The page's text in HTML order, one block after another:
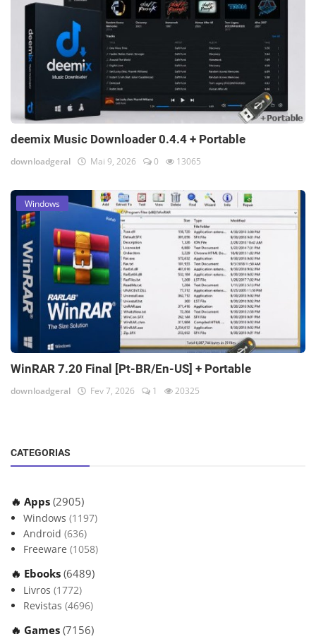
deemix Music Downloader 0.4.4 + Portable
downloadgeral Mai 9, 2026 0 13065
Windows
WinRAR 7.20 Final [Pt-BR/En-US] + Portable
downloadgeral Fev 7, 2026 1 20325
CATEGORIAS
🔥 Apps (2905)
Windows (1197)
Android (636)
Freeware (1058)
🔥 Ebooks (6489)
Livros (1772)
Revistas (4696)
🔥 Games (7156)